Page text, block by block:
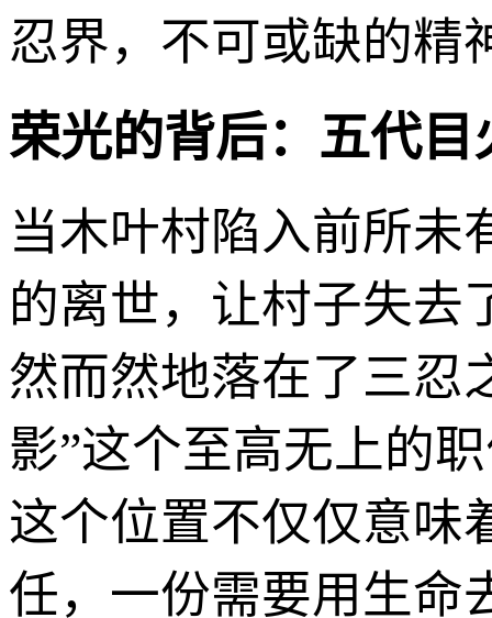
忍界，不可或缺的精
荣光的背后：五代
当木叶村陷入前所未
的离世，让村子失去
然而然地落在了三忍
影”这个至高无上的
这个位置不仅仅意味
任，一份需要用生命